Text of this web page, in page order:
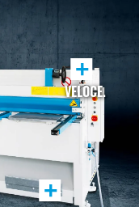
+
VELOCE.
+